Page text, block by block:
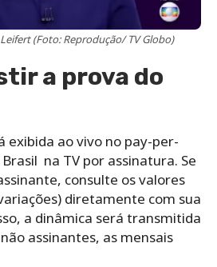
(Foto: Reprodução/ TV Globo)
a prova do
exibida ao vivo no pay-per-
na TV por assinatura. Se
consulte os valores
diretamente com sua
a dinâmica será transmitida
assinantes, as mensais